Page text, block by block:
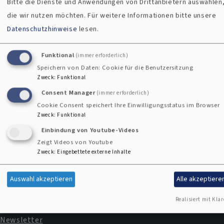
Kirchengemeinden
Kontaktformular
Fußbereichsmenü
Impressum
Kontakt
Newsletter
Bitte die Dienste und Anwendungen von Drittanbietern
die wir nutzen möchten.Für weitere Informationen bitte unsere
Datenschutzhinweise lesen.
Funktional (immer erforderlich)
Speichern von Daten: Cookie für die Benutzersitzung
Zweck: Funktional
Consent Manager (immer erforderlich)
Cookie Consent speichert Ihre Einwilligungsstatus im Browser
Zweck: Funktional
Einbindung von Youtube-Videos
Zeigt Videos von Youtube
Zweck: Eingebettete externe Inhalte
Auswahl akzeptieren Alle
Realisiert mit